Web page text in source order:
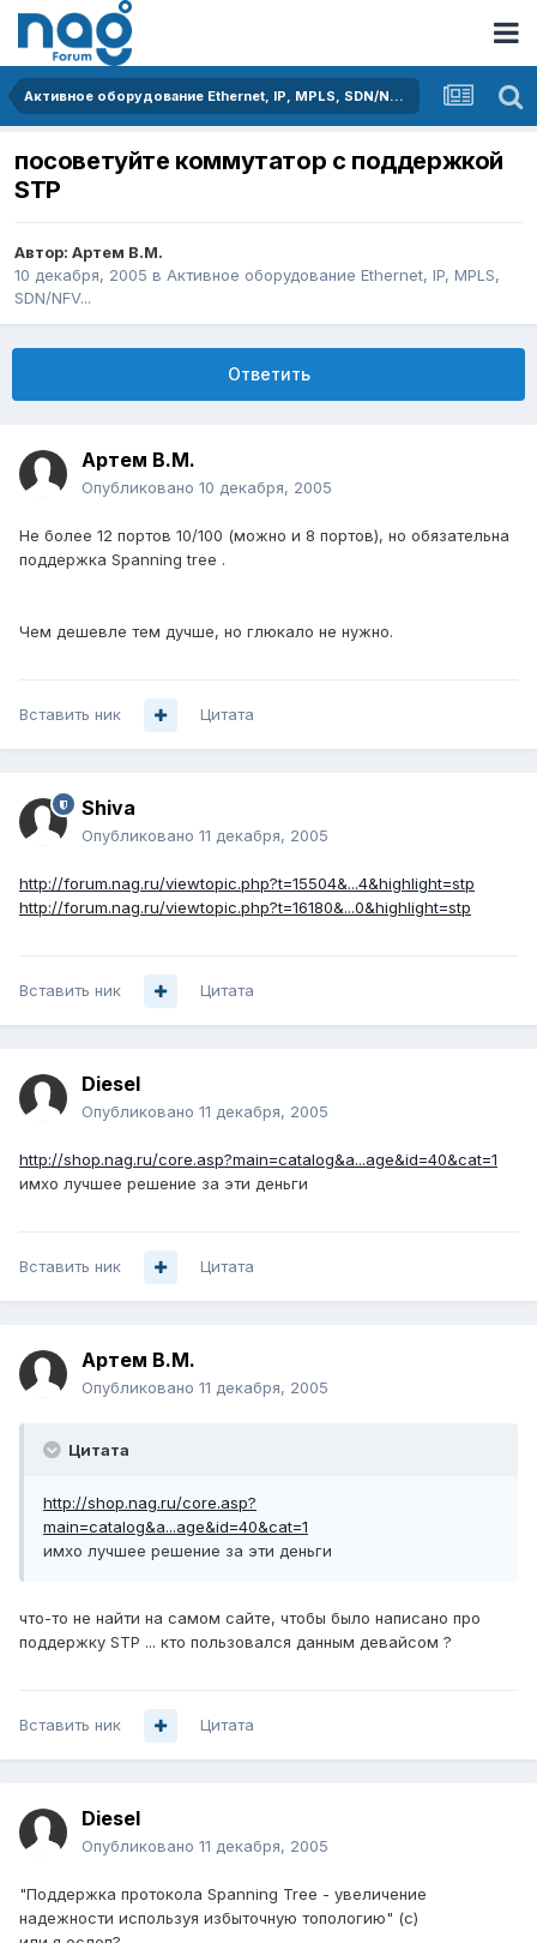
Активное оборудование Ethernet, IP, MPLS, SDN/NFV...
посоветуйте коммутатор с поддержкой
STP
Автор: Артем B.M.
10 декабря, 2005 в Активное оборудование Ethernet, IP, MPLS,
SDN/NFV...
Ответить
Артем B.M.
Опубликовано 10 декабря, 2005
Не более 12 портов 10/100 (можно и 8 портов), но обязательна
поддержка Spanning tree .
Чем дешевле тем дучше, но глюкало не нужно.
Вставить ник Цитата
Shiva
Опубликовано 11 декабря, 2005
http://forum.nag.ru/viewtopic.php?t=15504&...4&highlight=stp
http://forum.nag.ru/viewtopic.php?t=16180&...0&highlight=stp
Вставить ник Цитата
Diesel
Опубликовано 11 декабря, 2005
http://shop.nag.ru/core.asp?main=catalog&a...age&id=40&cat=1
имхо лучшее решение за эти деньги
Вставить ник Цитата
Артем B.M.
Опубликовано 11 декабря, 2005
Цитата
http://shop.nag.ru/core.asp?
main=catalog&a...age&id=40&cat=1
имхо лучшее решение за эти деньги
что-то не найти на самом сайте, чтобы было написано про
поддержку STP ... кто пользовался данным девайсом ?
Вставить ник Цитата
Diesel
Опубликовано 11 декабря, 2005
"Поддержка протокола Spanning Tree - увеличение
надежности используя избыточную топологию" (с)